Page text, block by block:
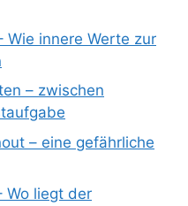
Wie innere Werte zur
– zwischen
– eine gefährliche
Wo liegt der